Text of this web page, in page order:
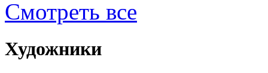
Смотреть все
Художники